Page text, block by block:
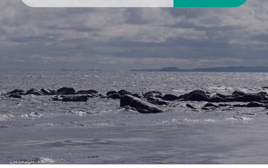
Ekonomi &amp; juridik
Hantverkare
Hus &amp; hem
Ideella föreningar
Idrottsföreningar
Media
Transport